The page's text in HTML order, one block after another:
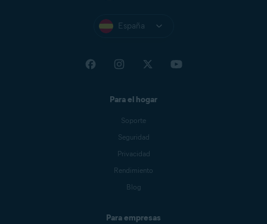
España
Para el hogar
Soporte
Seguridad
Privacidad
Rendimiento
Blog
Para empresas